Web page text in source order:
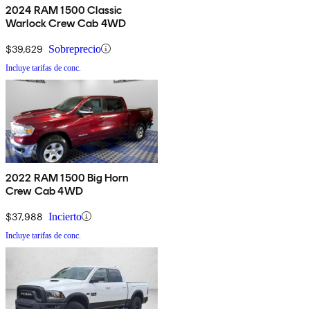
2024 RAM 1500 Classic
Warlock Crew Cab 4WD
$39,629 Sobreprecio
Incluye tarifas de conc.
2022 RAM 1500 Big Horn
Crew Cab 4WD
$37,988 Incierto
Incluye tarifas de conc.